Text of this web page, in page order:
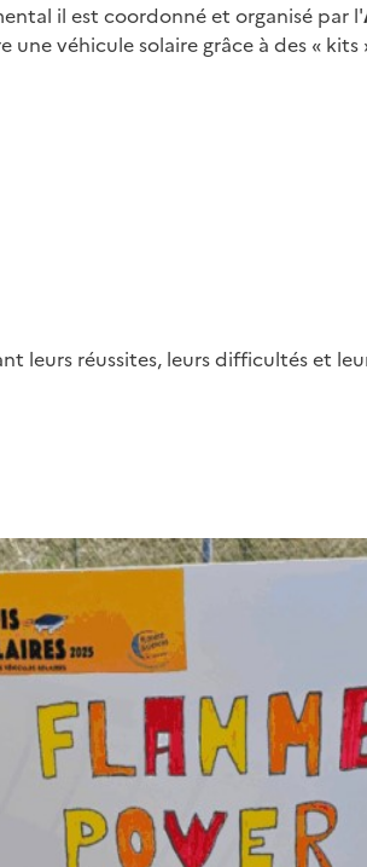
il est coordonné et organisé par l'
une véhicule solaire grâce à des «
leurs réussites, leurs difficultés et